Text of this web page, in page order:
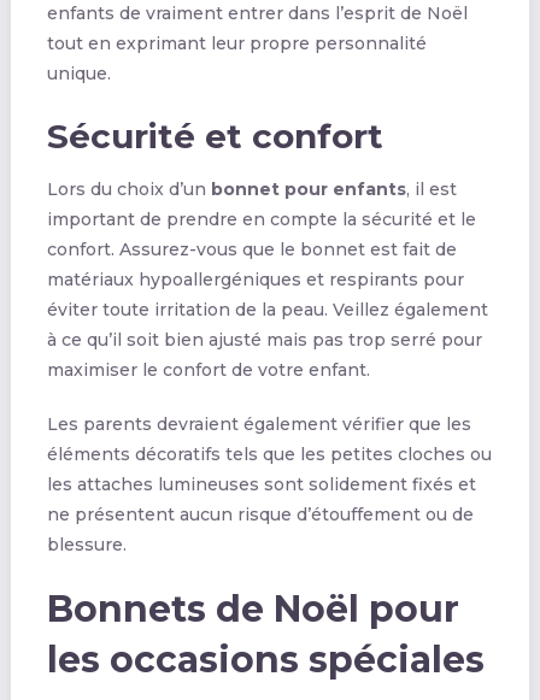
enfants de vraiment entrer dans l’esprit de Noël
tout en exprimant leur propre personnalité
unique.
Sécurité et confort
Lors du choix d’un bonnet pour enfants, il est
important de prendre en compte la sécurité et le
confort. Assurez-vous que le bonnet est fait de
matériaux hypoallergéniques et respirants pour
éviter toute irritation de la peau. Veillez également
à ce qu’il soit bien ajusté mais pas trop serré pour
maximiser le confort de votre enfant.
Les parents devraient également vérifier que les
éléments décoratifs tels que les petites cloches ou
les attaches lumineuses sont solidement fixés et
ne présentent aucun risque d’étouffement ou de
blessure.
Bonnets de Noël pour
les occasions spéciales